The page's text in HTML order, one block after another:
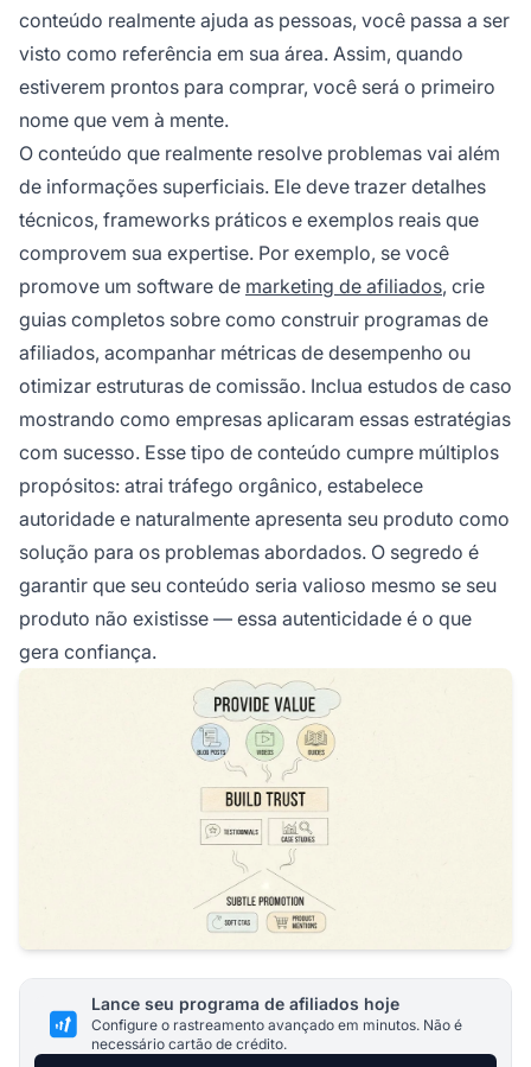
conteúdo realmente ajuda as pessoas, você passa a ser
visto como referência em sua área. Assim, quando
estiverem prontos para comprar, você será o primeiro
nome que vem à mente.
O conteúdo que realmente resolve problemas vai além
de informações superficiais. Ele deve trazer detalhes
técnicos, frameworks práticos e exemplos reais que
comprovem sua expertise. Por exemplo, se você
promove um software de marketing de afiliados, crie
guias completos sobre como construir programas de
afiliados, acompanhar métricas de desempenho ou
otimizar estruturas de comissão. Inclua estudos de caso
mostrando como empresas aplicaram essas estratégias
com sucesso. Esse tipo de conteúdo cumpre múltiplos
propósitos: atrai tráfego orgânico, estabelece
autoridade e naturalmente apresenta seu produto como
solução para os problemas abordados. O segredo é
garantir que seu conteúdo seria valioso mesmo se seu
produto não existisse — essa autenticidade é o que
gera confiança.
Lance seu programa de afiliados hoje
Configure o rastreamento avançado em minutos. Não é
necessário cartão de crédito.